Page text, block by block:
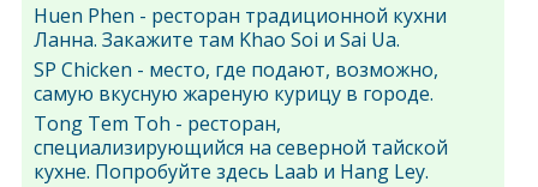
Huen Phen - ресторан традиционной кухни
Ланна. Закажите там Khao Soi и Sai Ua.
SP Chicken - место, где подают, возможно,
самую вкусную жареную курицу в городе.
Tong Tem Toh - ресторан,
специализирующийся на северной тайской
кухне. Попробуйте здесь Laab и Hang Ley.